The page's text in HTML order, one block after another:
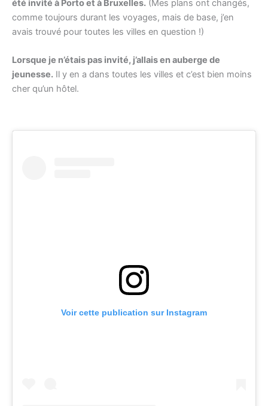
été invité à Porto et à Bruxelles. (Mes plans ont changés,
comme toujours durant les voyages, mais de base, j’en
avais trouvé pour toutes les villes en question !)
Lorsque je n’étais pas invité, j’allais en auberge de
jeunesse. Il y en a dans toutes les villes et c’est bien moins
cher qu’un hôtel.
Voir cette publication sur Instagram